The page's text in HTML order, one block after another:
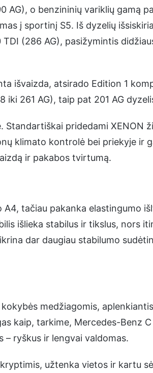
AG), o benzininių variklių gamą
į sportinį S5. Iš dyzelių
(286 AG), pasižymintis
išvaizda, atsirado Edition 1
261 AG), taip pat 201 AG
Standartiškai pridedami XENON
klimato kontrolė bei priekyje ir
ir pakabos tvirtumą.
tačiau pakanka elastingumo
išlieka stabilus ir tikslus, nors
dar daugiau stabilumo
medžiagomis,
kaip, tarkime, Mercedes-Benz
– ryškus ir lengvai valdomas.
užtenka vietos ir kartu